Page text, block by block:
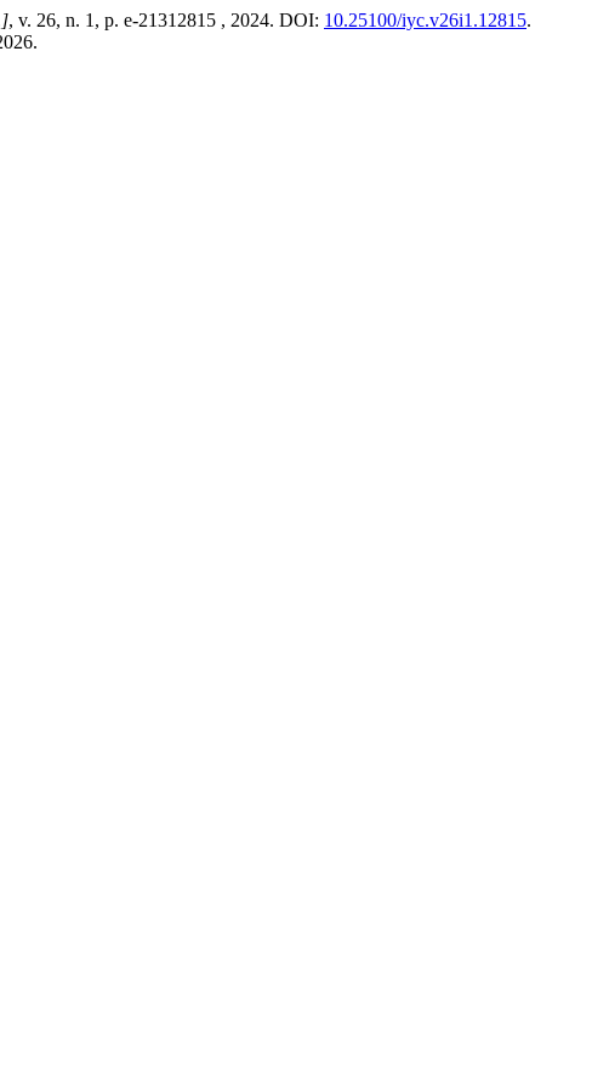
, v. 26, n. 1, p. e-21312815 , 2024. DOI: 10.25100/iyc.v26i1.12815.